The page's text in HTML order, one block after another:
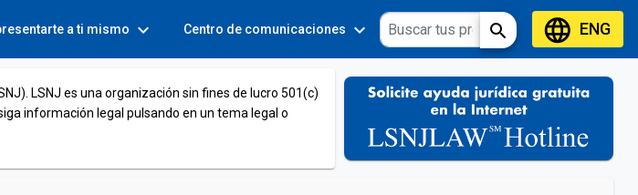
a ti mismo expand_more Centro de comunicaciones expand_more Toolsexpand_more search languageENG
LSNJ es una organización sin fines de lucro 501(c)
información legal pulsando en un tema legal o